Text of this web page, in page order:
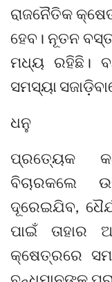
ରାଜନୈତିକ
ହେବ। ନୂତନ
ମଧ୍ୟ ରହିଛି।
ସମସ୍ୟା
ଧନୁ
ପ୍ରତ୍ୟେକ
ବିଚାରକଲେ
ଦୂରେଇଯିବ,
ପାଇଁ ତାହାର
କ୍ଷେତ୍ରରେ